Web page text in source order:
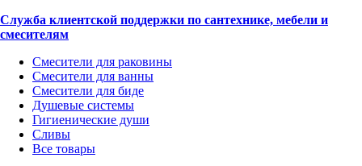
Служба клиентской поддержки по сантехнике, мебели и
смесителям
Смесители для раковины
Смесители для ванны
Смесители для биде
Душевые системы
Гигиенические души
Сливы
Все товары